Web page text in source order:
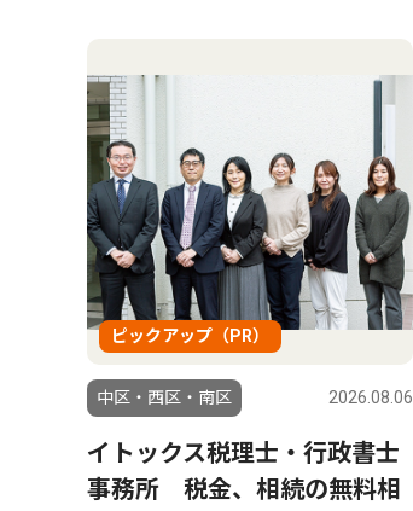
ピックアップ（PR）
中区・西区・南区 2026.08.06
イトックス税理士・行政書士
事務所 税金、相続の無料相